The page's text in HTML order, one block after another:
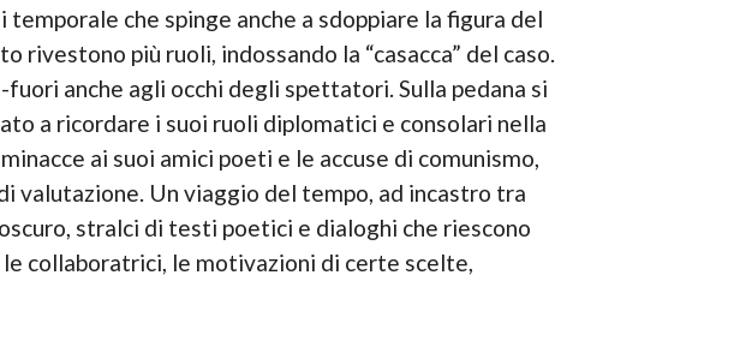
che spinge anche a sdoppiare la figura del
più ruoli, indossando la “casacca” del caso.
anche agli occhi degli spettatori. Sulla pedana si
a ricordare i suoi ruoli diplomatici e consolari nella
ai suoi amici poeti e le accuse di comunismo,
valutazione. Un viaggio del tempo, ad incastro tra
stralci di testi poetici e dialoghi che riescono
collaboratrici, le motivazioni di certe scelte,